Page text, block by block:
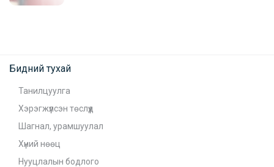
Бидний тухай
Танилцуулга
Хэрэгжүүлсэн төслүүд
Шагнал, урамшуулал
Хүний нөөц
Нууцлалын бодлого